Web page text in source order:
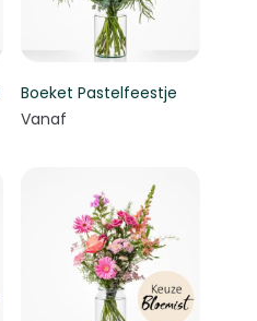
Boeket Pastelfeestje
Vanaf